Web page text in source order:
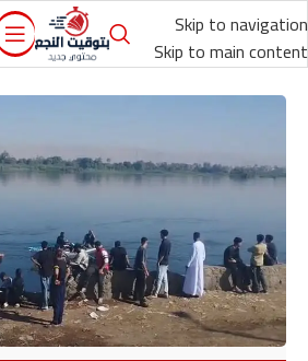
Skip to navigation
Skip to main content